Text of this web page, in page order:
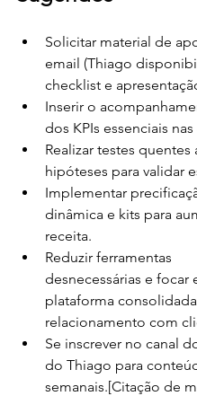
Solicitar material de
email (Thiago
checklist e
Inserir o
dos KPIs essenciais
Realizar testes quentes
hipóteses para validar
Implementar
dinâmica e kits para
receita.
Reduzir ferramentas
desnecessárias e focar
plataforma
relacionamento com
Se inscrever no canal
do Thiago para
semanais.[Citação de